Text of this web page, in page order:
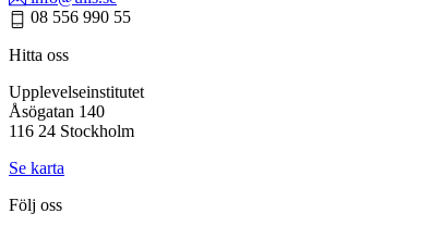
08 556 990 55
Hitta oss
Upplevelseinstitutet
Åsögatan 140
116 24 Stockholm
Se karta
Följ oss